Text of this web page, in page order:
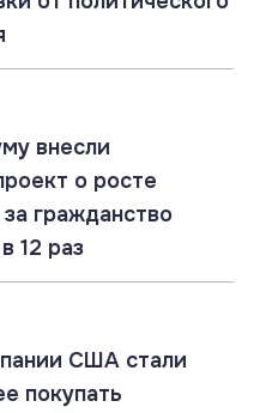
бригады
международному
превосходят ВМС
внесли
о росте
гражданство
12 раз
США стали
покупать